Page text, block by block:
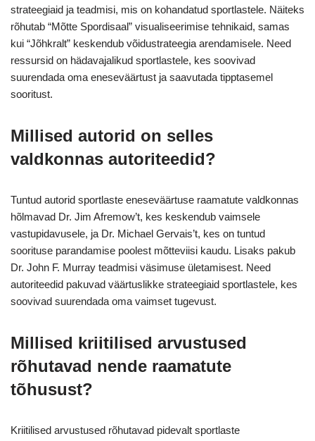
strateegiaid ja teadmisi, mis on kohandatud sportlastele. Näiteks
rõhutab “Mõtte Spordisaal” visualiseerimise tehnikaid, samas
kui “Jõhkralt” keskendub võidustrateegia arendamisele. Need
ressursid on hädavajalikud sportlastele, kes soovivad
suurendada oma eneseväärtust ja saavutada tipptasemel
sooritust.
Millised autorid on selles
valdkonnas autoriteedid?
Tuntud autorid sportlaste eneseväärtuse raamatute valdkonnas
hõlmavad Dr. Jim Afremow’t, kes keskendub vaimsele
vastupidavusele, ja Dr. Michael Gervais’t, kes on tuntud
soorituse parandamise poolest mõtteviisi kaudu. Lisaks pakub
Dr. John F. Murray teadmisi väsimuse ületamisest. Need
autoriteedid pakuvad väärtuslikke strateegiaid sportlastele, kes
soovivad suurendada oma vaimset tugevust.
Millised kriitilised arvustused
rõhutavad nende raamatute
tõhusust?
Kriitilised arvustused rõhutavad pidevalt sportlaste